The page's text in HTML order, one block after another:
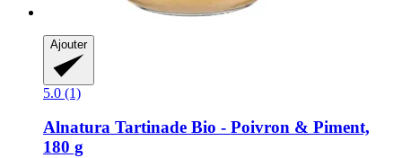
Ajouter
5.0 (1)
Alnatura Tartinade Bio -​ Poivron & Piment,
180 g